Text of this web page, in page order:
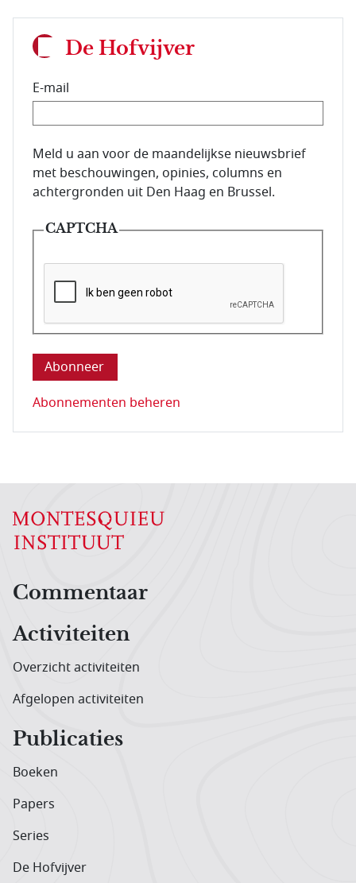
De Hofvijver
E-mail
E-mailadres van de abonnee.
Meld u aan voor de maandelijkse nieuwsbrief
met beschouwingen, opinies, columns en
achtergronden uit Den Haag en Brussel.
CAPTCHA
Deze vraag is om te controleren dat u een mens
Abonnementen beheren
Hoofdnavigatiemenu
Commentaar
Activiteiten
Overzicht activiteiten
Afgelopen activiteiten
Publicaties
Boeken
Papers
Series
De Hofvijver